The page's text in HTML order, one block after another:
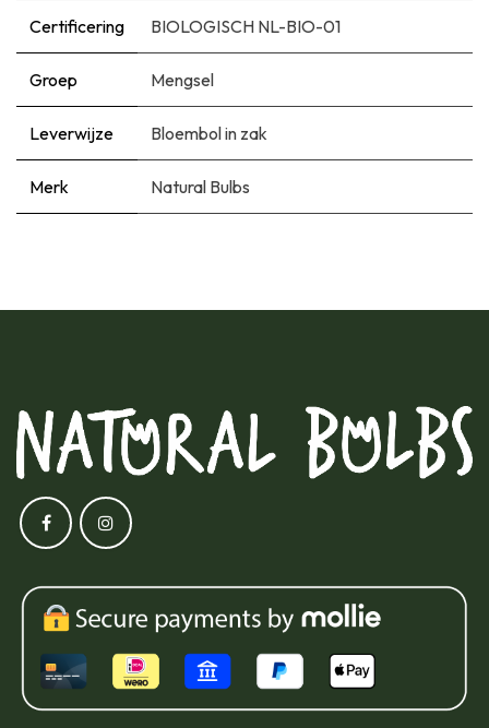
Certificering BIOLOGISCH NL-BIO-01
Groep Mengsel
Leverwijze Bloembol in zak
Merk Natural Bulbs